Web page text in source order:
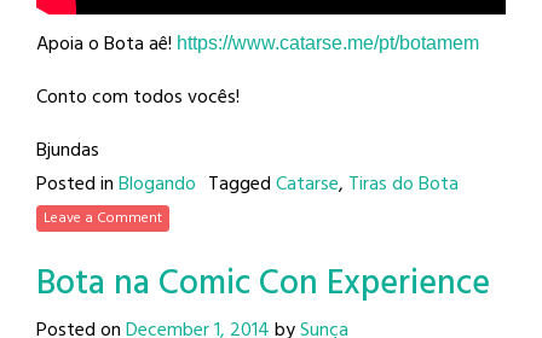
Apoia o Bota aê! https://www.catarse.me/pt/botamem
Conto com todos vocês!
Bjundas
Posted inBlogando TaggedCatarse, Tiras do Bota
Leave a Comment
Bota na Comic Con Experience
Posted onDecember 1, 2014bySunça